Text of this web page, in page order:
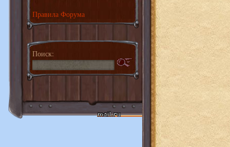
Правила Форума
Поиск: